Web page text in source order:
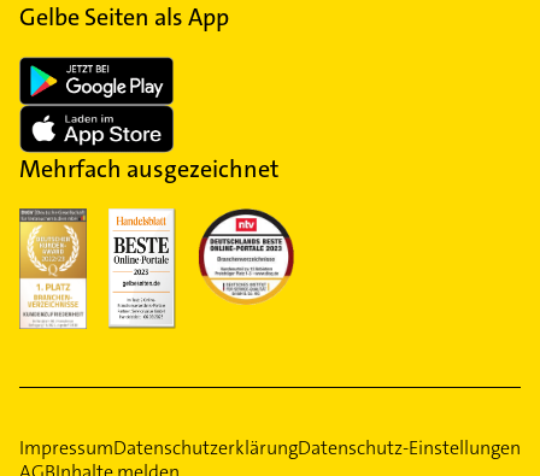
Gelbe Seiten als App
Mehrfach ausgezeichnet
ImpressumDatenschutzerklärungDatenschutz-Einstellungen